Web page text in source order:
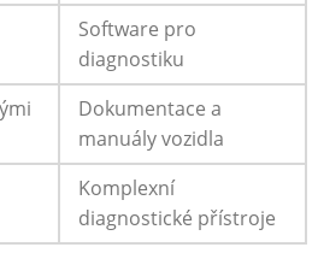
Software pro
diagnostiku
Dokumentace a
manuály vozidla
Komplexní
diagnostické přístroje